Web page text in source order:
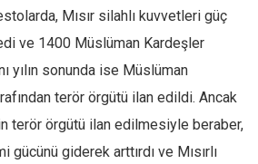
Mısır silahlı kuvvetleri güç
ve 1400 Müslüman Kardeşler
yılın sonunda ise Müslüman
terör örgütü ilan edildi. Ancak
terör örgütü ilan edilmesiyle beraber,
giderek arttırdı ve Mısırlı